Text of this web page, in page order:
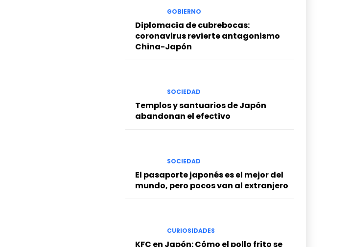
GOBIERNO
Diplomacia de cubrebocas:
coronavirus revierte antagonismo
China-Japón
SOCIEDAD
Templos y santuarios de Japón
abandonan el efectivo
SOCIEDAD
El pasaporte japonés es el mejor del
mundo, pero pocos van al extranjero
CURIOSIDADES
KFC en Japón: Cómo el pollo frito se